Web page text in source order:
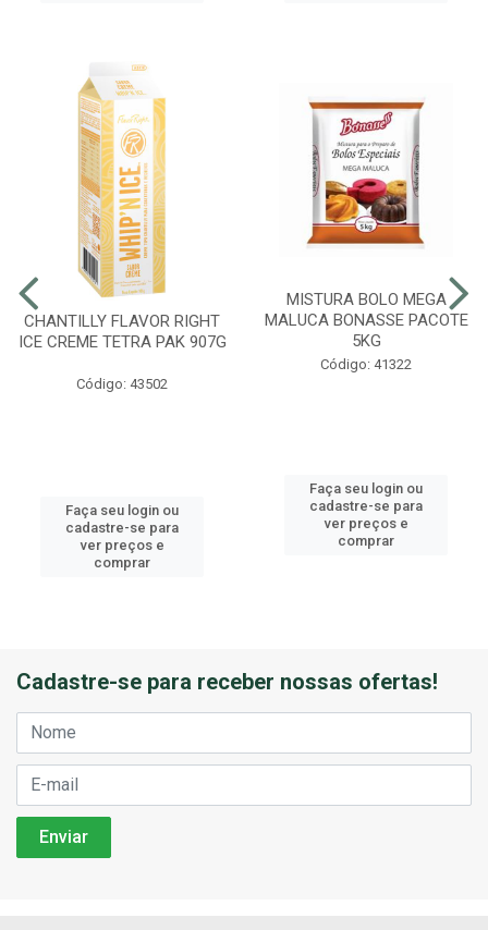
CHANTILLY FLAVOR RIGHT
ICE CREME TETRA PAK 907G
Código: 43502
Faça seu login ou
cadastre-se para
ver preços e
comprar
MISTURA BOLO MEGA
MALUCA BONASSE PACOTE
5KG
Código: 41322
Faça seu login ou
cadastre-se para
ver preços e
comprar
Cadastre-se para receber nossas ofertas!